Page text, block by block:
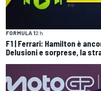
FORMULA 12 h
F1 | Ferrari: Hamilton è
Delusioni e sorprese, la